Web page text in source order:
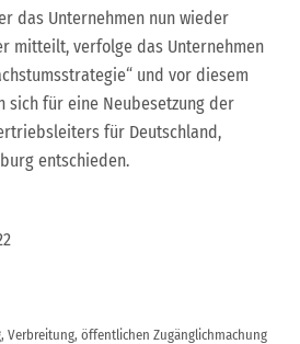
das Unternehmen nun wieder
mitteilt, verfolge das Unternehmen
und vor diesem
sich für eine Neubesetzung der
für Deutschland,
entschieden.
Verbreitung, öffentlichen Zugänglichmachung